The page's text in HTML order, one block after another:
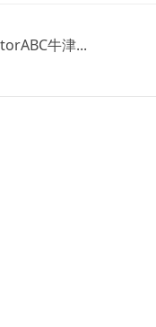
牛津...